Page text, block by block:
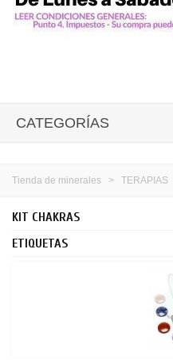
CATEGORÍAS
Tienda de minerales > TERAPIAS
KIT CHAKRAS
ETIQUETAS